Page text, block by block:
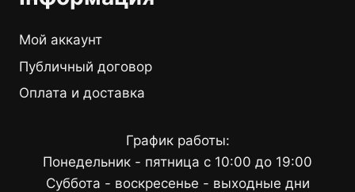
Мой аккаунт
Публичный договор
Оплата и доставка
График работы:
Понедельник - пятница с 10:00 до 19:00
Суббота - воскресенье - выходные дни